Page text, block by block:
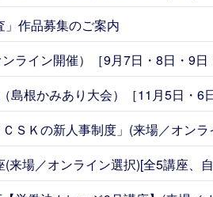
作品募集のご案内
ライン開催）［9月7日・8日・9日
根かみあり大会）［11月5日・6日
ＳＫの新人事制度」(来場／オン
来場／オンライン選択)[全5講座、